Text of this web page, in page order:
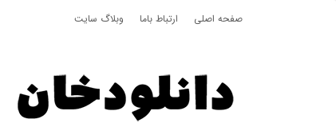
صفحه اصلی ارتباط باما وبلاگ سایت